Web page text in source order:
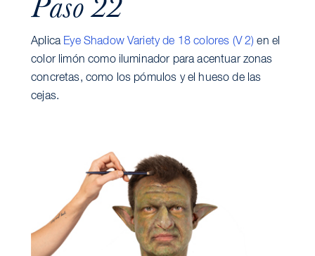
Aplica Eye Shadow Variety de 18 colores (V 2) en el
color limón como iluminador para acentuar zonas
concretas, como los pómulos y el hueso de las
cejas.